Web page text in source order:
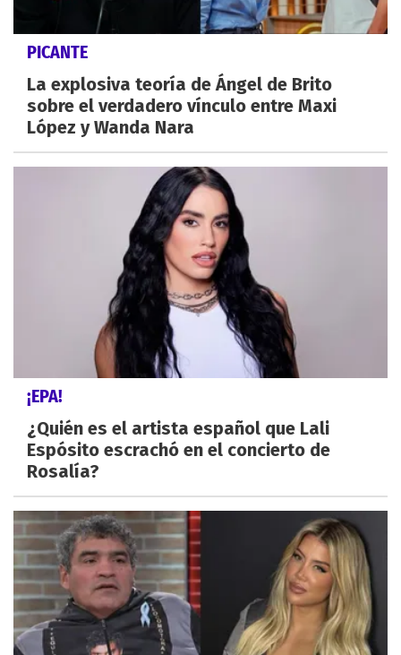
PICANTE
La explosiva teoría de Ángel de Brito
sobre el verdadero vínculo entre Maxi
López y Wanda Nara
¡EPA!
¿Quién es el artista español que Lali
Espósito escrachó en el concierto de
Rosalía?